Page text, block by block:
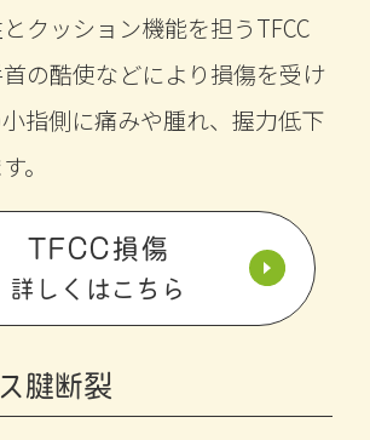
クッション機能を担うTFCC
の酷使などにより損傷を受け
指側に痛みや腫れ、握力低下
。
TFCC損傷
詳しくはこちら
腱断裂